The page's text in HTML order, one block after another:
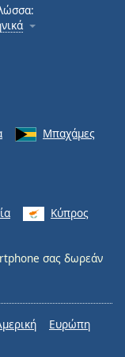
Μπαχάμες
Κύπρος
σας δωρεάν
Ευρώπη